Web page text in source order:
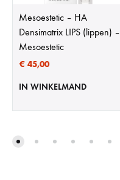
Mesoestetic – HA
Densimatrix LIPS (lippen) –
Mesoestetic
€ 45,00
IN WINKELMAND